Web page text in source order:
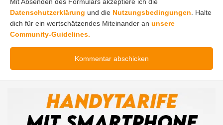
Mit Absenden des Formulars akzeptiere ich die
Datenschutzerklärung und die Nutzungsbedingungen. Halte
dich für ein wertschätzendes Miteinander an unsere
Community-Guidelines.